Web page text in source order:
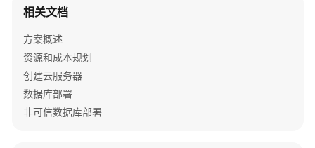
税
基
线
解
决
方
相关文档
方案概述
资源和成本规划
创建云服务器
数据库部署
非可信数据库部署